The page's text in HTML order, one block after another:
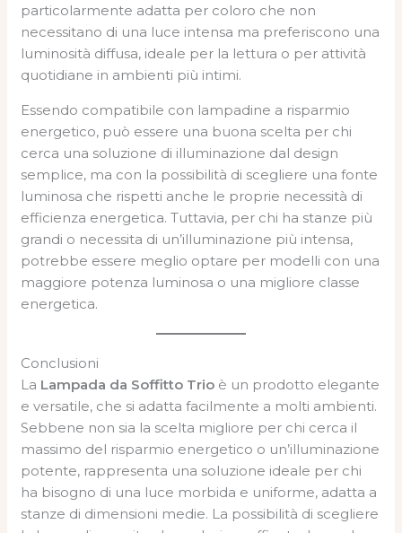
particolarmente adatta per coloro che non
necessitano di una luce intensa ma preferiscono una
luminosità diffusa, ideale per la lettura o per attività
quotidiane in ambienti più intimi.
Essendo compatibile con lampadine a risparmio
energetico, può essere una buona scelta per chi
cerca una soluzione di illuminazione dal design
semplice, ma con la possibilità di scegliere una fonte
luminosa che rispetti anche le proprie necessità di
efficienza energetica. Tuttavia, per chi ha stanze più
grandi o necessita di un’illuminazione più intensa,
potrebbe essere meglio optare per modelli con una
maggiore potenza luminosa o una migliore classe
energetica.
Conclusioni
La Lampada da Soffitto Trio è un prodotto elegante
e versatile, che si adatta facilmente a molti ambienti.
Sebbene non sia la scelta migliore per chi cerca il
massimo del risparmio energetico o un’illuminazione
potente, rappresenta una soluzione ideale per chi
ha bisogno di una luce morbida e uniforme, adatta a
stanze di dimensioni medie. La possibilità di scegliere